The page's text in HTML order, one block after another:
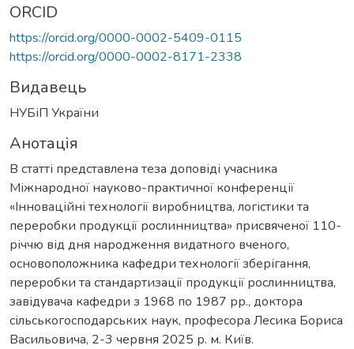
ORCID
https://orcid.org/0000-0002-5409-0115
https://orcid.org/0000-0002-8171-2338
Видавець
НУБіП України
Анотація
В статті представлена теза доповіді учасника
Міжнародної науково-практичної конференції
«Інноваційні технології виробництва, логістики та
переробки продукції рослинництва» присвяченої 110-
річчю від дня народження видатного вченого,
основоположника кафедри технології зберігання,
переробки та стандартизації продукції рослинництва,
завідувача кафедри з 1968 по 1987 рр., доктора
сільськогосподарських наук, професора Лесика Бориса
Васильовича, 2-3 червня 2025 р. м. Київ.